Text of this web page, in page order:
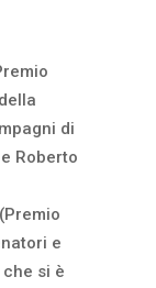
di
Roberto
e
si è